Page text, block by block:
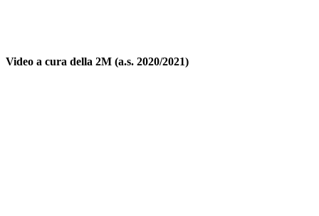
Video a cura della 2M (a.s. 2020/2021)